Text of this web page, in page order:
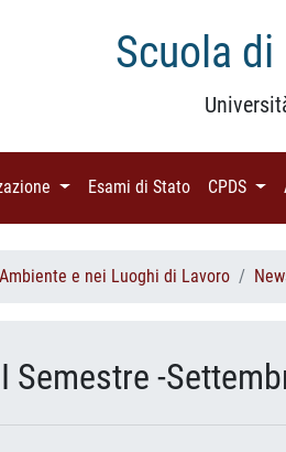
Scuola
(current)Esami di Stato (current)
CPDS
e nei Luoghi di Lavoro
Semestre -